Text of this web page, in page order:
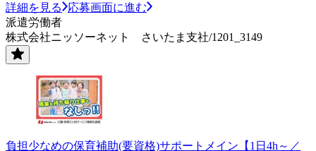
詳細を見る
応募画面に進む
派遣労働者
株式会社ニッソーネット さいたま支社/1201_3149
負担少なめの保育補助(要資格)サポートメイン【1日4h～／